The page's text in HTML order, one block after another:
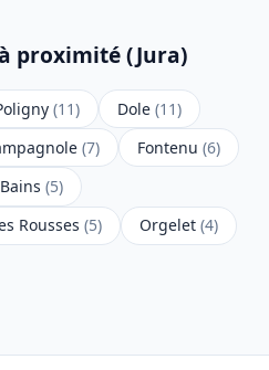
proximité (Jura)
(11) Dole (11)
(7) Fontenu (6)
(5)
Rousses (5) Orgelet (4)